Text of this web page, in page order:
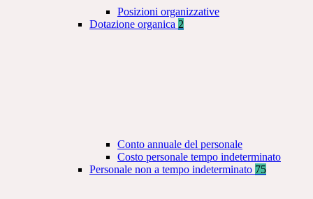
Posizioni organizzative
Dotazione organica 2
Conto annuale del personale
Costo personale tempo indeterminato
Personale non a tempo indeterminato 75